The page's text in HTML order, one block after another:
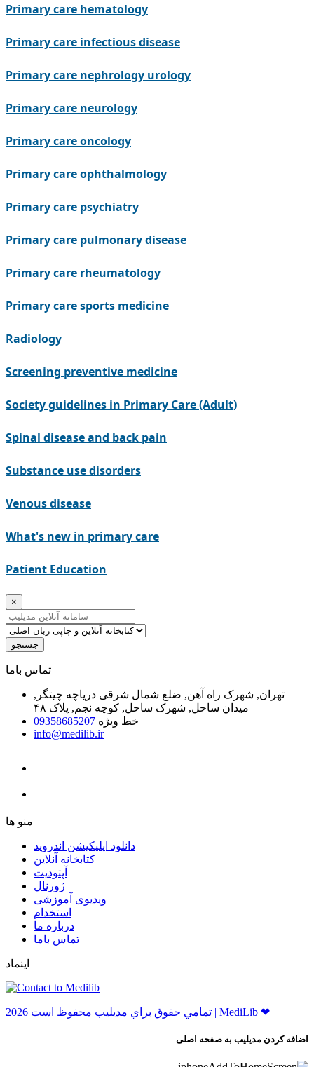
Primary care hematology
Primary care infectious disease
Primary care nephrology urology
Primary care neurology
Primary care oncology
Primary care ophthalmology
Primary care psychiatry
Primary care pulmonary disease
Primary care rheumatology
Primary care sports medicine
Radiology
Screening preventive medicine
Society guidelines in Primary Care (Adult)
Spinal disease and back pain
Substance use disorders
Venous disease
What's new in primary care
Patient Education
×
جستجو
ﺗﻤﺎﺱ ﺑﺎﻣﺎ
تهران, شهرک راه آهن, ضلع شمال شرقی دریاچه چیتگر,
میدان ساحل, شهرک ساحل, کوچه نجم, پلاک ۴۸
خط ویژه 09358685207
info@medilib.ir
ﻣﻨﻮ ﻫﺎ
دانلود اپلیکیشن اندروید
ﮐﺘﺎﺑﺨﺎﻧﻪ ﺁﻧﻼﯾﻦ
ﺁﭘﺘﻮﺩﯾﺖ
ﮊﻭﺭﻧﺎﻝ
ویدیوی آموزشی
استخدام
درباره ما
ﺗﻤﺎﺱ ﺑﺎﻣﺎ
اینماد
ﺗﻤﺎﻣﻲ ﺣﻘﻮﻕ ﺑﺮاﻱ ﻣﺪﻳﻠﻴﺐ ﻣﺤﻔﻮﻅ اﺳﺖ 2026 | MediLib ❤
اضافه کردن مدیلیب به صفحه اصلی